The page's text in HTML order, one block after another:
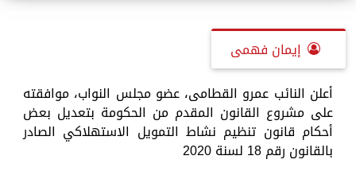
إيمان فهمى
أعلن النائب عمرو القطامى، عضو مجلس النواب، موافقته
على مشروع القانون المقدم من الحكومة بتعديل بعض
أحكام قانون تنظيم نشاط التمويل الاستهلاكي الصادر
بالقانون رقم 18 لسنة 2020